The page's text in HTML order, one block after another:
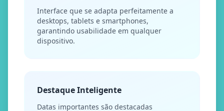
Interface que se adapta perfeitamente a
desktops, tablets e smartphones,
garantindo usabilidade em qualquer
dispositivo.
Destaque Inteligente
Datas importantes são destacadas